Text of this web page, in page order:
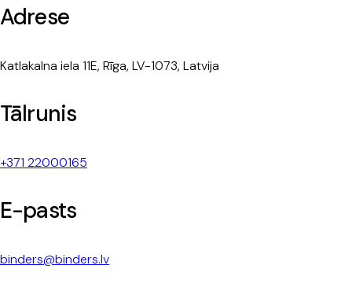
Adrese
Katlakalna iela 11E, Rīga, LV-1073, Latvija
Tālrunis
+371 22000165
E-pasts
binders@binders.lv